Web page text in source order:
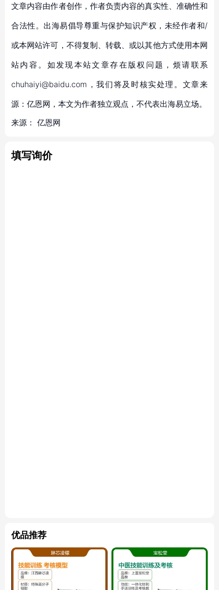
文章内容由作者创作，作者负责内容的真实性、准确性和
合法性。出海易倡导尊重与保护知识产权，未经作者和/
或本网站许可，不得复制、转载、或以其他方式使用本网
站内容。如发现本站文章存在版权问题，烦请联系
chuhaiyi@baidu.com，我们将及时核实处理。文章来
源：亿恩网，本文为作者独立观点，不代表出海易立场。
来源： 亿恩网
填写询价
优品推荐